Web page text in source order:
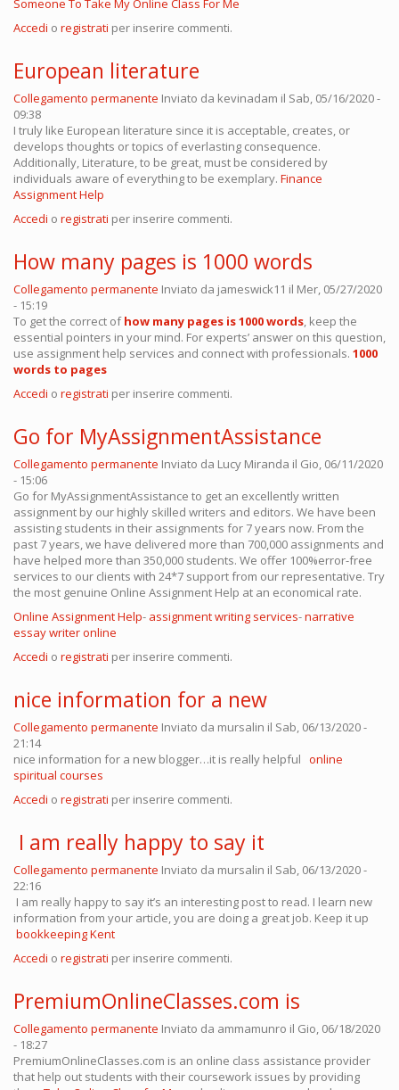
Someone To Take My Online Class For Me
Accedi o registrati per inserire commenti.
European literature
Collegamento permanente Inviato da kevinadam il Sab, 05/16/2020 -
09:38
I truly like European literature since it is acceptable, creates, or
develops thoughts or topics of everlasting consequence.
Additionally, Literature, to be great, must be considered by
individuals aware of everything to be exemplary. Finance
Assignment Help
Accedi o registrati per inserire commenti.
How many pages is 1000 words
Collegamento permanente Inviato da jameswick11 il Mer, 05/27/2020
- 15:19
To get the correct ofhow many pages is 1000 words, keep the
essential pointers in your mind. For experts’ answer on this question,
use assignment help services and connect with professionals. 1000
words to pages
Accedi o registrati per inserire commenti.
Go for MyAssignmentAssistance
Collegamento permanente Inviato da Lucy Miranda il Gio, 06/11/2020
- 15:06
Go for MyAssignmentAssistance to get an excellently written
assignment by our highly skilled writers and editors. We have been
assisting students in their assignments for 7 years now. From the
past 7 years, we have delivered more than 700,000 assignments and
have helped more than 350,000 students. We offer 100%error-free
services to our clients with 24*7 support from our representative. Try
the most genuine Online Assignment Help at an economical rate.
Online Assignment Help- assignment writing services-narrative
essay writer online
Accedi o registrati per inserire commenti.
nice information for a new
Collegamento permanente Inviato da mursalin il Sab, 06/13/2020 -
21:14
nice information for a new blogger…it is really helpful online
spiritual courses
Accedi o registrati per inserire commenti.
I am really happy to say it
Collegamento permanente Inviato da mursalin il Sab, 06/13/2020 -
22:16
I am really happy to say it’s an interesting post to read. I learn new
information from your article, you are doing a great job. Keep it up
bookkeeping Kent
Accedi o registrati per inserire commenti.
PremiumOnlineClasses.com is
Collegamento permanente Inviato da ammamunro il Gio, 06/18/2020
- 18:27
PremiumOnlineClasses.com is an online class assistance provider
that help out students with their coursework issues by providing